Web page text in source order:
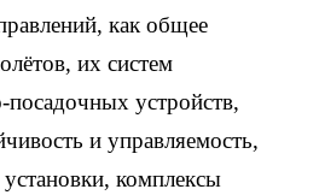
как общее
их систем
посадочных устройств,
и управляемость,
комплексы